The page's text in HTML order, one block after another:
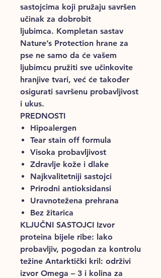
sastojcima koji pružaju savršen
učinak za dobrobit
ljubimca. Kompletan sastav
Nature’s Protection hrane za
pse ne samo da će vašem
ljubimcu pružiti sve učinkovite
hranjive tvari, već će također
osigurati savršenu probavljivost
i ukus.
PREDNOSTI
Hipoalergen
Tear stain off formula
Visoka probavljivost
Zdravlje kože i dlake
Najkvalitetniji sastojci
Prirodni antioksidansi
Uravnotežena prehrana
Bez žitarica
KLJUČNI SASTOJCI Izvor
proteina bijele ribe: lako
probavljiv, pogodan za kontrolu
težine Antarktički kril: održivi
izvor Omega – 3 i kolina za